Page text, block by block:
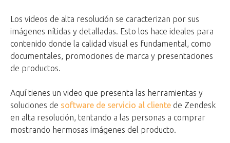
Los videos de alta resolución se caracterizan por sus
imágenes nítidas y detalladas. Esto los hace ideales para
contenido donde la calidad visual es fundamental, como
documentales, promociones de marca y presentaciones
de productos.
Aquí tienes un video que presenta las herramientas y
soluciones de software de servicio al cliente de Zendesk
en alta resolución, tentando a las personas a comprar
mostrando hermosas imágenes del producto.